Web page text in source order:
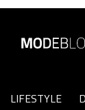
LIFESTYLE